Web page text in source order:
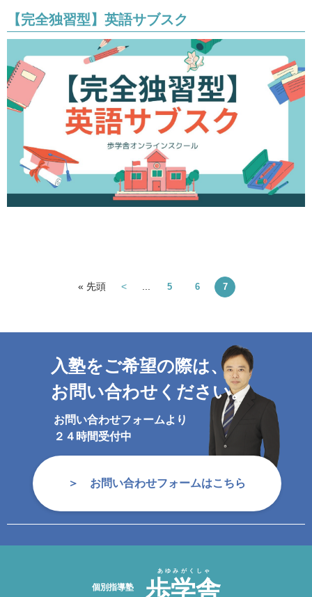
【完全独習型】英語サブスク
« 先頭 < 5 6 7
入塾をご希望の際は、
お問い合わせください。
お問い合わせフォームより
２４時間受付中
お問い合わせフォームはこちら